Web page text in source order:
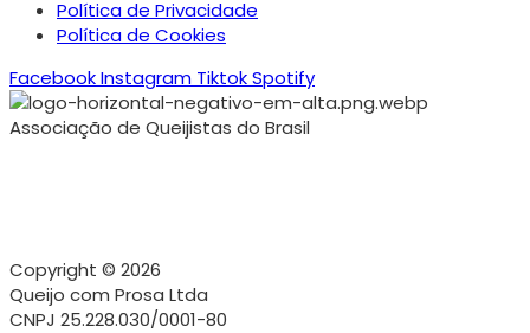
Política de Privacidade
Política de Cookies
FacebookInstagram TiktokSpotify
Associação de Queijistas do Brasil
Copyright © 2026
Queijo com Prosa Ltda
CNPJ 25.228.030/0001-80